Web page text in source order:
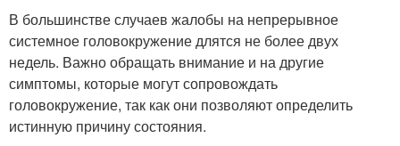
В большинстве случаев жалобы на непрерывное
системное головокружение длятся не более двух
недель. Важно обращать внимание и на другие
симптомы, которые могут сопровождать
головокружение, так как они позволяют определить
истинную причину состояния.